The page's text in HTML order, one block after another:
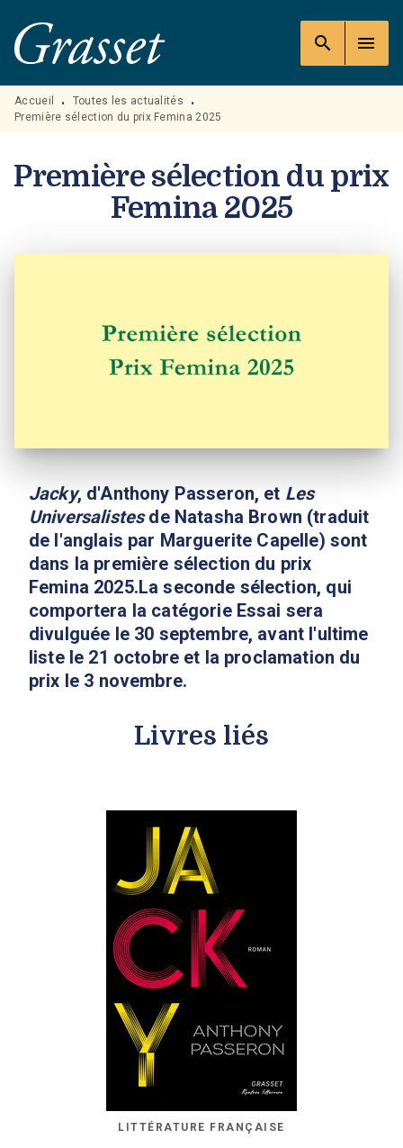
MENU RECHERCHE
PIED DE PAGE
search menu
Accueil • Toutes les actualités
•
Première sélection du prix Femina 2025
Première sélection du prix
Femina 2025
Jacky, d'Anthony Passeron, et Les
Universalistesde Natasha Brown (traduit
de l'anglais par Marguerite Capelle) sont
dans la première sélection du prix
Femina 2025.La seconde sélection, qui
comportera la catégorie Essai sera
divulguée le 30 septembre, avant l'ultime
liste le 21 octobre et la proclamation du
prix le 3 novembre.
Livres liés
LITTÉRATURE FRANÇAISE